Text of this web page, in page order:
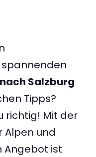
Salzburg
Tipps?
richtig! Mit der
Alpen und
Angebot ist